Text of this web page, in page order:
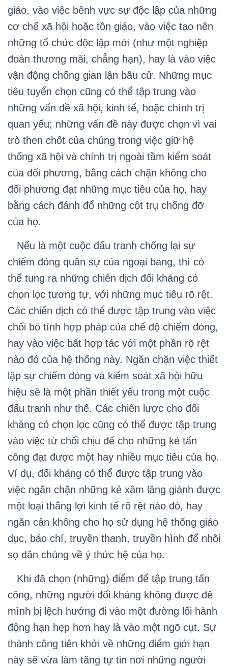
giáo, vào việc bênh vực sự độc lập của những
cơ chế xã hội hoặc tôn giáo, vào việc tạo nên
những tổ chức độc lập mới (như một nghiệp
đoàn thương mãi, chẳng hạn), hay là vào việc
vận động chống gian lận bầu cử. Những mục
tiêu tuyển chọn cũng có thể tập trung vào
những vấn đề xã hội, kinh tế, hoặc chính trị
quan yếu; những vấn đề này được chọn vì vai
trò then chốt của chúng trong việc giữ hệ
thống xã hội và chính trị ngoài tầm kiểm soát
của đối phương, bằng cách chặn không cho
đối phương đạt những mục tiêu của họ, hay
bằng cách đánh đổ những cột trụ chống đỡ
của họ.
Nếu là một cuộc đấu tranh chống lại sự
chiếm đóng quân sự của ngoại bang, thì có
thể tung ra những chiến dịch đối kháng có
chọn lọc tương tự, với những mục tiêu rõ rệt.
Các chiến dịch có thể được tập trung vào việc
chối bỏ tính hợp pháp của chế độ chiếm đóng,
hay vào việc bất hợp tác với một phần rõ rệt
nào đó của hệ thống này. Ngăn chặn việc thiết
lập sự chiếm đóng và kiểm soát xã hội hữu
hiệu sẽ là một phần thiết yếu trong một cuộc
đấu tranh như thế. Các chiến lược cho đối
kháng có chọn lọc cũng có thể được tập trung
vào việc từ chối chịu để cho những kẻ tấn
công đạt được một hay nhiều mục tiêu của họ.
Ví dụ, đối kháng có thể được tập trung vào
việc ngăn chặn những kẻ xâm lăng giành được
một loại thắng lợi kinh tế rõ rệt nào đó, hay
ngăn cản không cho họ sử dụng hệ thống giáo
dục, báo chí, truyền thanh, truyền hình để nhồi
sọ dân chúng về ý thức hệ của họ.
Khi đã chọn (những) điểm để tập trung tấn
công, những người đối kháng không được để
mình bị lệch hướng đi vào một đường lối hành
động hạn hẹp hơn hay là vào một ngõ cụt. Sự
thành công tiên khởi về những điểm giới hạn
này sẽ vừa làm tăng tự tin nơi những người